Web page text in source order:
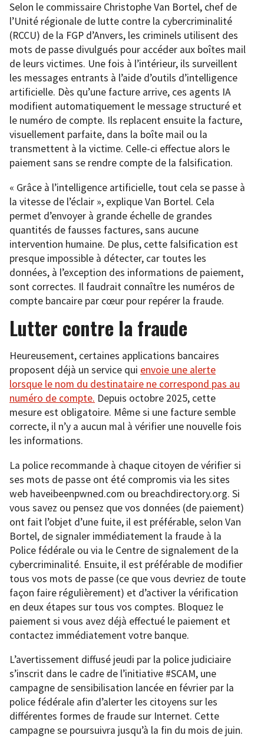
Selon le commissaire Christophe Van Bortel, chef de
l’Unité régionale de lutte contre la cybercriminalité
(RCCU) de la FGP d’Anvers, les criminels utilisent des
mots de passe divulgués pour accéder aux boîtes mail
de leurs victimes. Une fois à l’intérieur, ils surveillent
les messages entrants à l’aide d’outils d’intelligence
artificielle. Dès qu’une facture arrive, ces agents IA
modifient automatiquement le message structuré et
le numéro de compte. Ils replacent ensuite la facture,
visuellement parfaite, dans la boîte mail ou la
transmettent à la victime. Celle-ci effectue alors le
paiement sans se rendre compte de la falsification.
« Grâce à l’intelligence artificielle, tout cela se passe à
la vitesse de l’éclair », explique Van Bortel. Cela
permet d’envoyer à grande échelle de grandes
quantités de fausses factures, sans aucune
intervention humaine. De plus, cette falsification est
presque impossible à détecter, car toutes les
données, à l’exception des informations de paiement,
sont correctes. Il faudrait connaître les numéros de
compte bancaire par cœur pour repérer la fraude.
Lutter contre la fraude
Heureusement, certaines applications bancaires
proposent déjà un service qui envoie une alerte
lorsque le nom du destinataire ne correspond pas au
numéro de compte. Depuis octobre 2025, cette
mesure est obligatoire. Même si une facture semble
correcte, il n’y a aucun mal à vérifier une nouvelle fois
les informations.
La police recommande à chaque citoyen de vérifier si
ses mots de passe ont été compromis via les sites
web haveibeenpwned.com ou breachdirectory.org. Si
vous savez ou pensez que vos données (de paiement)
ont fait l’objet d’une fuite, il est préférable, selon Van
Bortel, de signaler immédiatement la fraude à la
Police fédérale ou via le Centre de signalement de la
cybercriminalité. Ensuite, il est préférable de modifier
tous vos mots de passe (ce que vous devriez de toute
façon faire régulièrement) et d’activer la vérification
en deux étapes sur tous vos comptes. Bloquez le
paiement si vous avez déjà effectué le paiement et
contactez immédiatement votre banque.
L’avertissement diffusé jeudi par la police judiciaire
s’inscrit dans le cadre de l’initiative #SCAM, une
campagne de sensibilisation lancée en février par la
police fédérale afin d’alerter les citoyens sur les
différentes formes de fraude sur Internet. Cette
campagne se poursuivra jusqu’à la fin du mois de juin.